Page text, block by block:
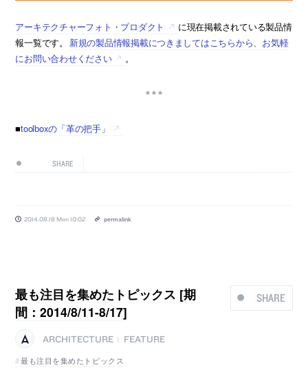
アーキテクチャーフォト・プロダクト
に現在掲載されている製品情
報一覧です。
新規の製品情報掲載につきましてはこちらから、お気軽
にお問い合わせください
。
■toolboxの「革の把手」
SHARE
2014.08.18 Mon 10:02 permalink
SHARE
最も注目を集めたトピックス [期
間：2014/8/11-8/17]
ARCHITECTURE
FEATURE
最も注目を集めたトピックス